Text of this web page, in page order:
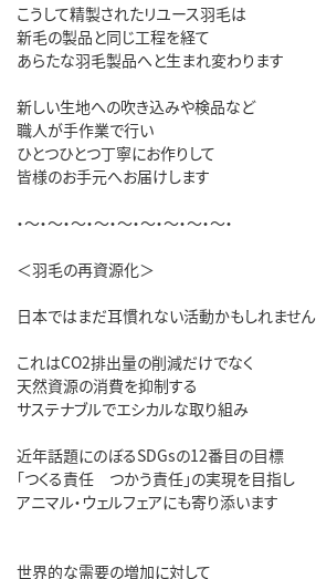
こうして精製されたリユース羽毛は
新毛の製品と同じ工程を経て
あらたな羽毛製品へと生まれ変わります
新しい生地への吹き込みや検品など
職人が手作業で行い
ひとつひとつ丁寧にお作りして
皆様のお手元へお届けします
・～・～・～・～・～・～・～・～・～・
＜羽毛の再資源化＞
日本ではまだ耳慣れない活動かもしれません
これはCO2排出量の削減だけでなく
天然資源の消費を抑制する
サステナブルでエシカルな取り組み
近年話題にのぼるSDGsの12番目の目標
「つくる責任 つかう責任」の実現を目指し
アニマル・ウェルフェアにも寄り添います
世界的な需要の増加に対して